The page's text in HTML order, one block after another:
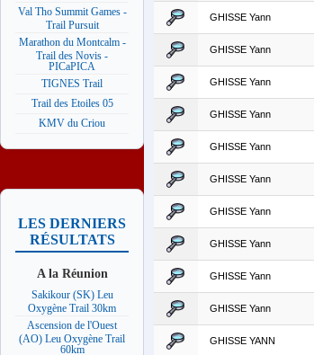
Val Tho Summit Games -
Trail Pursuit
Marathon du Montcalm -
Trail des Novis -
PICaPICA
TIGNES Trail
Trail des Etoiles 05
KMV du Criou
LES DERNIERS
RÉSULTATS
A la Réunion
Sakikour (SK) Leu
Oxygène Trail 30km
Ascension de l'Ouest
(AO) Leu Oxygène Trail
60km
GHISSE Yann
GHISSE Yann
GHISSE Yann
GHISSE Yann
GHISSE Yann
GHISSE Yann
GHISSE Yann
GHISSE Yann
GHISSE Yann
GHISSE Yann
GHISSE YANN